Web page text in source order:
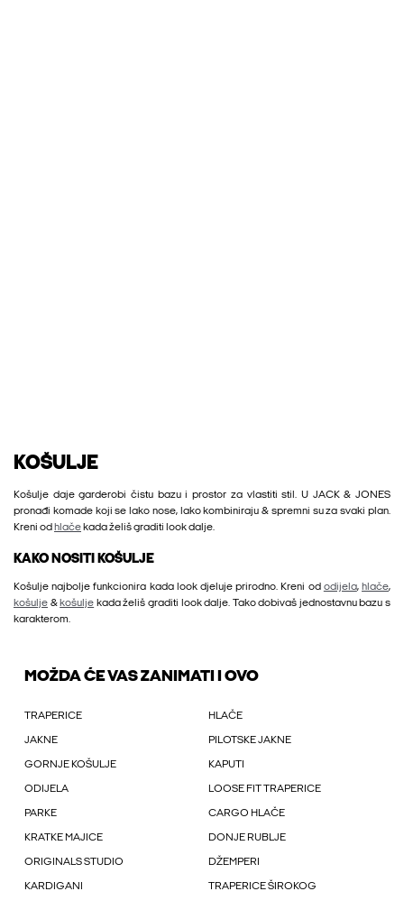
KOŠULJE
Košulje daje garderobi čistu bazu i prostor za vlastiti stil. U JACK & JONES
pronađi komade koji se lako nose, lako kombiniraju & spremni su za svaki plan.
Kreni od hlače kada želiš graditi look dalje.
KAKO NOSITI KOŠULJE
Košulje najbolje funkcionira kada look djeluje prirodno. Kreni od odijela, hlače,
košulje & košulje kada želiš graditi look dalje. Tako dobivaš jednostavnu bazu s
karakterom.
MOŽDA ĆE VAS ZANIMATI I OVO
TRAPERICE HLAČE
JAKNE PILOTSKE JAKNE
GORNJE KOŠULJE KAPUTI
ODIJELA LOOSE FIT TRAPERICE
PARKE CARGO HLAČE
KRATKE MAJICE DONJE RUBLJE
ORIGINALS STUDIO DŽEMPERI
KARDIGANI TRAPERICE ŠIROKOG